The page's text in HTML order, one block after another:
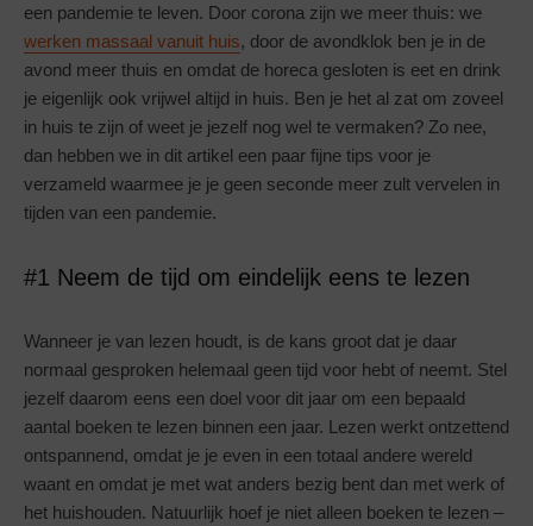
een pandemie te leven. Door corona zijn we meer thuis: we
werken massaal vanuit huis, door de avondklok ben je in de
avond meer thuis en omdat de horeca gesloten is eet en drink
je eigenlijk ook vrijwel altijd in huis. Ben je het al zat om zoveel
in huis te zijn of weet je jezelf nog wel te vermaken? Zo nee,
dan hebben we in dit artikel een paar fijne tips voor je
verzameld waarmee je je geen seconde meer zult vervelen in
tijden van een pandemie.
#1 Neem de tijd om eindelijk eens te lezen
Wanneer je van lezen houdt, is de kans groot dat je daar
normaal gesproken helemaal geen tijd voor hebt of neemt. Stel
jezelf daarom eens een doel voor dit jaar om een bepaald
aantal boeken te lezen binnen een jaar. Lezen werkt ontzettend
ontspannend, omdat je je even in een totaal andere wereld
waant en omdat je met wat anders bezig bent dan met werk of
het huishouden. Natuurlijk hoef je niet alleen boeken te lezen –